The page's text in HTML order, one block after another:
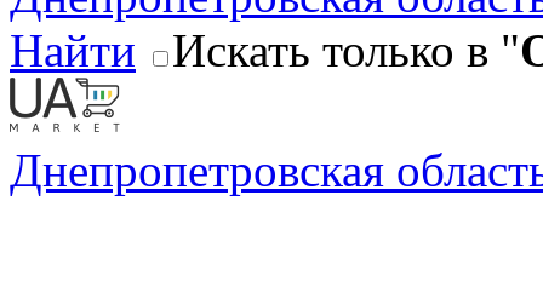
Найти
Искать только в "
Днепропетровская